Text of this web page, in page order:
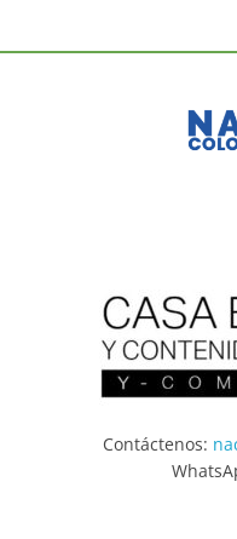
Contáctenos: